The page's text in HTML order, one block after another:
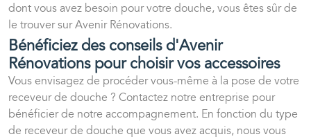
dont vous avez besoin pour votre douche, vous êtes sûr de
le trouver sur Avenir Rénovations.
Bénéficiez des conseils d'Avenir
Rénovations pour choisir vos accessoires
Vous envisagez de procéder vous-même à la pose de votre
receveur de douche ? Contactez notre entreprise pour
bénéficier de notre accompagnement. En fonction du type
de receveur de douche que vous avez acquis, nous vous